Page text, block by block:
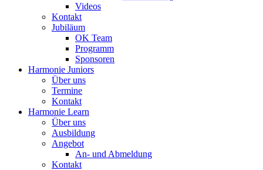
Videos
Kontakt
Jubiläum
OK Team
Programm
Sponsoren
Harmonie Juniors
Über uns
Termine
Kontakt
Harmonie Learn
Über uns
Ausbildung
Angebot
An- und Abmeldung
Kontakt